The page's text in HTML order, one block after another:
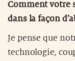
Comment votre
dans la façon
Je pense que
technologie,